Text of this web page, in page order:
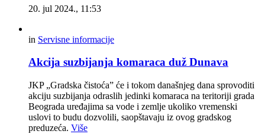
20. jul 2024., 11:53
in Servisne informacije
Akcija suzbijanja komaraca duž Dunava
JKP „Gradska čistoća” će i tokom današnjeg dana sprovoditi
akciju suzbijanja odraslih jedinki komaraca na teritoriji grada
Beograda uređajima sa vode i zemlje ukoliko vremenski
uslovi to budu dozvolili, saopštavaju iz ovog gradskog
preduzeća. Više